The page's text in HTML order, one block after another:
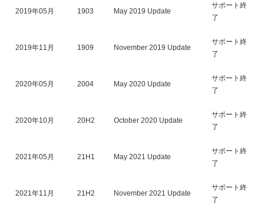
2019年05月 1903 May 2019 Update
サポート終
了
2019年11月 1909 November 2019 Update
サポート終
了
2020年05月 2004 May 2020 Update
サポート終
了
2020年10月 20H2 October 2020 Update
サポート終
了
2021年05月 21H1 May 2021 Update
サポート終
了
2021年11月 21H2 November 2021 Update
サポート終
了